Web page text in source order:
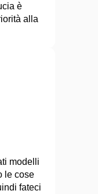
è
alla
modelli
le cose
fateci